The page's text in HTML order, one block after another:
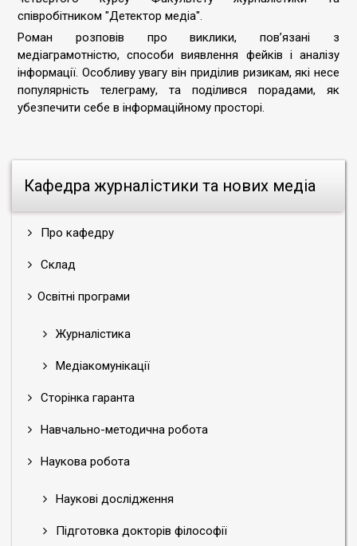
Кафедра журналістики та нових медіа
Про кафедру
Склад
Освітні програми
Журналістика
Медіакомунікації
Сторінка гаранта
Навчально-методична робота
Наукова робота
Наукові дослідження
Підготовка докторів філософії
співробітником "Детектор медіа".
Роман розповів про виклики, пов’язані з
медіаграмотністю, способи виявлення фейків і аналізу
інформації. Особливу увагу він приділив ризикам, які несе
популярність телеграму, та поділився порадами, як
убезпечити себе в інформаційному просторі.